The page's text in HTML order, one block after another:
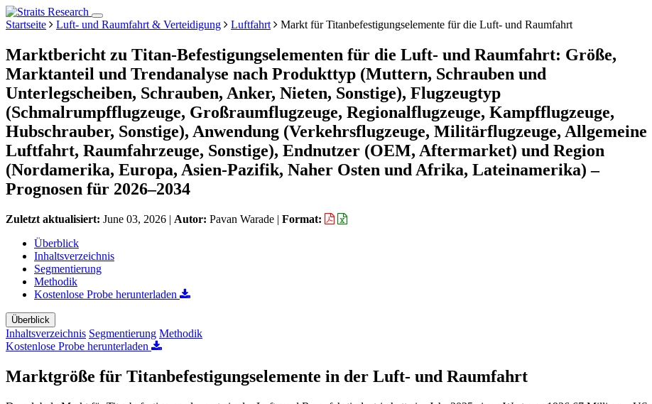
Startseite Luft- und Raumfahrt & Verteidigung Luftfahrt Markt für Titanbefestigungselemente für die Luft- und Raumfahrt
Marktbericht zu Titan-Befestigungselementen für die Luft- und Raumfahrt: Größe,
Marktanteil und Trendanalyse nach Produkttyp (Muttern, Schrauben und
Unterlegscheiben, Schrauben, Anker, Nieten, Sonstige), Flugzeugtyp
(Schmalrumpfflugzeuge, Großraumflugzeuge, Regionalflugzeuge, Kampfflugzeuge,
Hubschrauber, Sonstige), Anwendung (Verkehrsflugzeuge, Militärflugzeuge, Allgemeine
Luftfahrt, Raumfahrzeuge, Sonstige), Endnutzer (OEM, Aftermarket) und Region
(Nordamerika, Europa, Asien-Pazifik, Naher Osten und Afrika, Lateinamerika) –
Prognosen für 2026–2034
Zuletzt aktualisiert: June 03, 2026 | Autor: Pavan Warade | Format:
Überblick
Inhaltsverzeichnis
Segmentierung
Methodik
Kostenlose Probe herunterladen
Überblick
Inhaltsverzeichnis Segmentierung Methodik
Kostenlose Probe herunterladen
Marktgröße für Titanbefestigungselemente in der Luft- und Raumfahrt